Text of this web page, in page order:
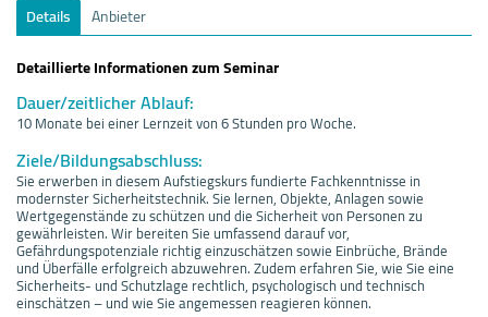
Details
Anbieter
Detaillierte Informationen zum Seminar
Dauer/zeitlicher Ablauf:
10 Monate bei einer Lernzeit von 6 Stunden pro Woche.
Ziele/Bildungsabschluss:
Sie erwerben in diesem Aufstiegskurs fundierte Fachkenntnisse in
modernster Sicherheitstechnik. Sie lernen, Objekte, Anlagen sowie
Wertgegenstände zu schützen und die Sicherheit von Personen zu
gewährleisten. Wir bereiten Sie umfassend darauf vor,
Gefährdungspotenziale richtig einzuschätzen sowie Einbrüche, Brände
und Überfälle erfolgreich abzuwehren. Zudem erfahren Sie, wie Sie eine
Sicherheits- und Schutzlage rechtlich, psychologisch und technisch
einschätzen – und wie Sie angemessen reagieren können.